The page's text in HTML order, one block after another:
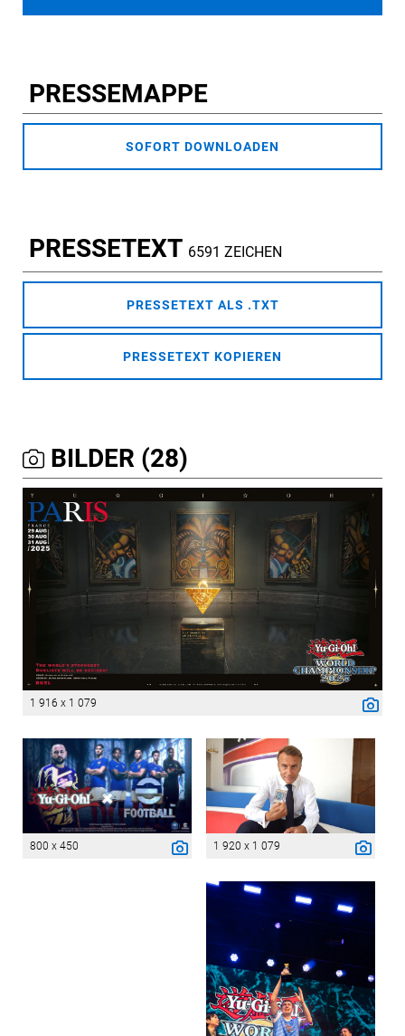
PRESSEMAPPE
SOFORT DOWNLOADEN
PRESSETEXT 6591 ZEICHEN
PRESSETEXT ALS .TXT
PRESSETEXT KOPIEREN
BILDER (28)
1 916 x 1 079
800 x 450 1 920 x 1 079